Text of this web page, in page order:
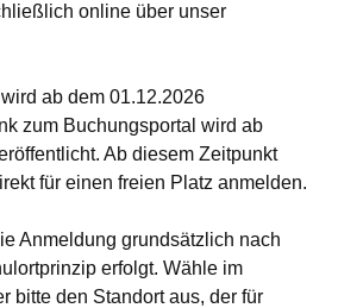
online über unser
ab dem 01.12.2026
zum Buchungsportal wird ab
Ab diesem Zeitpunkt
für einen freien Platz anmelden.
Anmeldung grundsätzlich nach
erfolgt. Wähle im
bitte den Standort aus, der für